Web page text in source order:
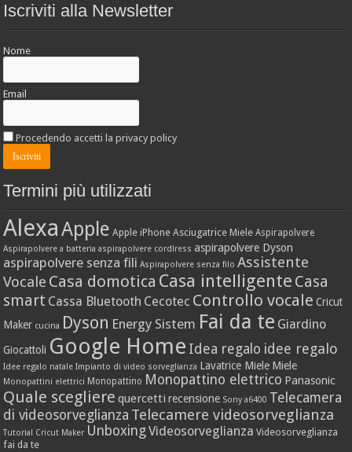
Iscriviti alla Newsletter
Nome
Email
Procedendo accetti la privacy policy
Termini più utilizzati
AlexaApple Apple iPhone Asciugatrice Miele Aspirapolvere
Aspirapolvere a batteria aspirapolvere cordlress aspirapolvere Dyson
aspirapolvere senza fili Aspirapolvere senza filo Assistente
Vocale Casa domotica Casa intelligente Casa
smart Cassa Bluetooth Cecotec Controllo vocale Cricut
Maker cucina Dyson Energy Sistem Fai da te Giardino
Giocattoli Google Home Idea regalo idee regalo
Idee regalo natale Impianto di video sorveglianza Lavatrice Miele Miele
Monopattini elettrici Monopattino Monopattino elettrico Panasonic
Quale scegliere quercetti recensione Sony a6400 Telecamera
di videosorveglianza Telecamere videosorveglianza
Tutorial Cricut Maker UnboxingVideosorveglianza Videosorveglianza
fai da te